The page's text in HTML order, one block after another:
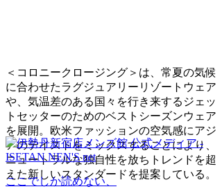
＜コロニークロージング＞は、常夏の気候
に合わせたラグジュアリーリゾートウェア
や、気温差のある国々を行き来するジェッ
トセッターのためのベストシーズンウェア
を展開。欧米ファッションの空気感にアジ
アのテイストをミックスすることにより、
ニュートラルな独自性を放ちトレンドを超
えた新しいスタンダードを提案している。
ここでしか読めない、